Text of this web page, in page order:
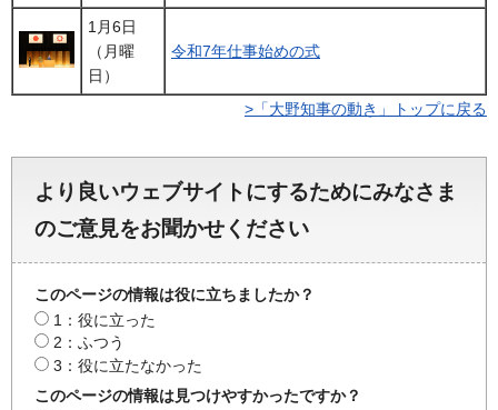
1月6日
（月曜
日）
令和7年仕事始めの式
>「大野知事の動き」トップに戻る
より良いウェブサイトにするためにみなさま
のご意見をお聞かせください
このページの情報は役に立ちましたか？
1：役に立った
2：ふつう
3：役に立たなかった
このページの情報は見つけやすかったですか？